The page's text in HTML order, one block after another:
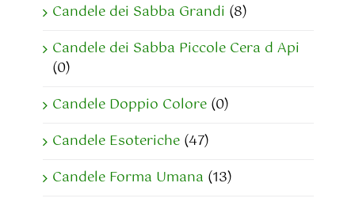
Candele dei Sabba Grandi (8)
Candele dei Sabba Piccole Cera d Api
(0)
Candele Doppio Colore (0)
Candele Esoteriche (47)
Candele Forma Umana (13)